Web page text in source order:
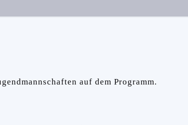
auf dem Programm.